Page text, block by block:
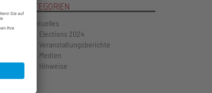
KATEGORIEN
Aktuelles
Elections 2024
Veranstaltungsberichte
Medien
Hinweise